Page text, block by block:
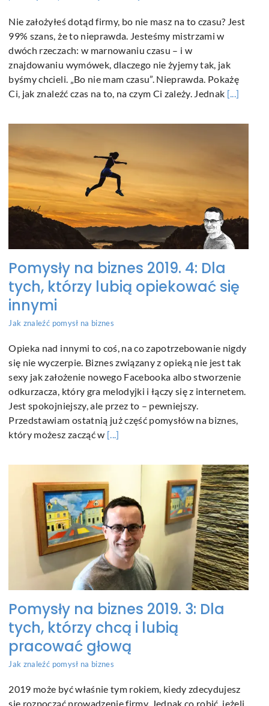
Nie założyłeś dotąd firmy, bo nie masz na to czasu? Jest
99% szans, że to nieprawda. Jesteśmy mistrzami w
dwóch rzeczach: w marnowaniu czasu – i w
znajdowaniu wymówek, dlaczego nie żyjemy tak, jak
byśmy chcieli. „Bo nie mam czasu”. Nieprawda. Pokażę
Ci, jak znaleźć czas na to, na czym Ci zależy. Jednak [...]
Pomysły na biznes 2019. 4: Dla
tych, którzy lubią opiekować się
innymi
Jak znaleźć pomysł na biznes
Opieka nad innymi to coś, na co zapotrzebowanie nigdy
się nie wyczerpie. Biznes związany z opieką nie jest tak
sexy jak założenie nowego Facebooka albo stworzenie
odkurzacza, który gra melodyjki i łączy się z internetem.
Jest spokojniejszy, ale przez to – pewniejszy.
Przedstawiam ostatnią już część pomysłów na biznes,
który możesz zacząć w [...]
Pomysły na biznes 2019. 3: Dla
tych, którzy chcą i lubią
pracować głową
Jak znaleźć pomysł na biznes
2019 może być właśnie tym rokiem, kiedy zdecydujesz
się rozpocząć prowadzenie firmy. Jednak co robić, jeżeli